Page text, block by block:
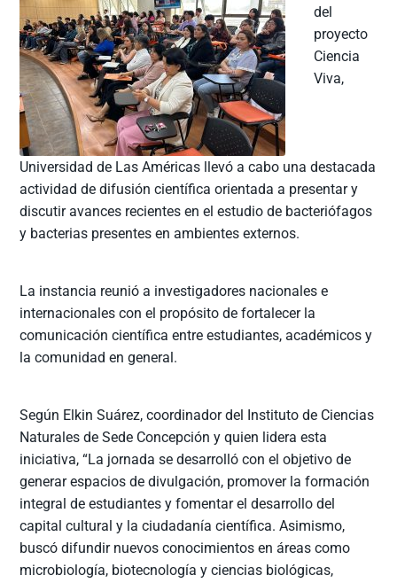
del
proyecto
Ciencia
Viva,
Universidad de Las Américas llevó a cabo una destacada
actividad de difusión científica orientada a presentar y
discutir avances recientes en el estudio de bacteriófagos
y bacterias presentes en ambientes externos.
La instancia reunió a investigadores nacionales e
internacionales con el propósito de fortalecer la
comunicación científica entre estudiantes, académicos y
la comunidad en general.
Según Elkin Suárez, coordinador del Instituto de Ciencias
Naturales de Sede Concepción y quien lidera esta
iniciativa, “La jornada se desarrolló con el objetivo de
generar espacios de divulgación, promover la formación
integral de estudiantes y fomentar el desarrollo del
capital cultural y la ciudadanía científica. Asimismo,
buscó difundir nuevos conocimientos en áreas como
microbiología, biotecnología y ciencias biológicas,